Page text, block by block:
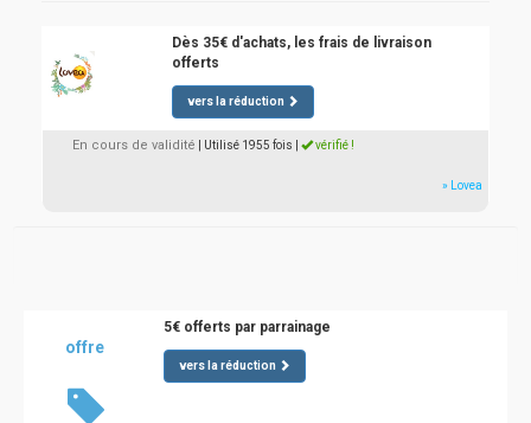
Dès 35€ d'achats, les frais de livraison
offerts
vers la réduction
En cours de validité | Utilisé 1955 fois vérifié !
» Lovea
offre
5€ offerts par parrainage
vers la réduction